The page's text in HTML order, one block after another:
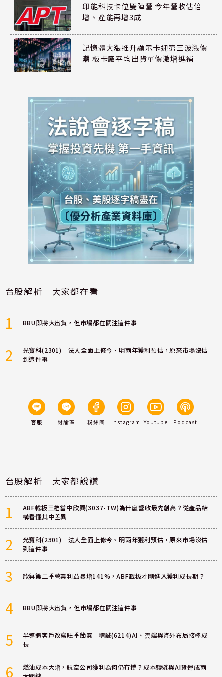
印能科技卡位雙陣營 今年營收估倍
增、產能再增3成
記憶體大漲推升顯示卡迎第三波漲價
潮 板卡廠平均出貨單價激增進補
台股解析｜大家都在看
1 BBU即將大出貨，但市場都在關注這件事
2
光寶科(2301)｜法人全面上修今、明兩年獲利預估，原來市場沒估
到這件事
客服 討論區 粉絲團 Instagram Youtube Podcast
台股解析｜大家都說讚
1
ABF載板三雄當中欣興(3037-TW)為什麼營收最先創高？從產品結
構看懂其中差異
2
光寶科(2301)｜法人全面上修今、明兩年獲利預估，原來市場沒估
到這件事
3 欣興第二季營業利益暴增141%，ABF載板才剛進入獲利成長期？
4 BBU即將大出貨，但市場都在關注這件事
5
半導體客戶改寫旺季節奏 精誠(6214)AI、雲端與海外布局接棒成
長
6
燃油成本大增，航空公司獲利為何仍有撐？成本轉嫁與AI貨運成兩